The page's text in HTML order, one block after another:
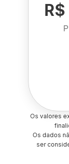
Os valores
Os dados
ser